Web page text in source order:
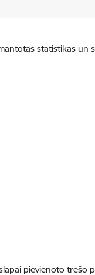
statistikas un
pievienoto trešo